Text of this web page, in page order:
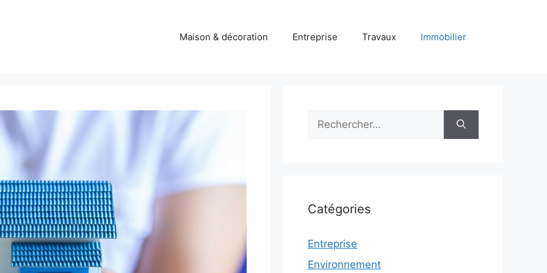
Maison & décoration Entreprise Travaux Immobilier
Rechercher :
Catégories
Entreprise
Environnement